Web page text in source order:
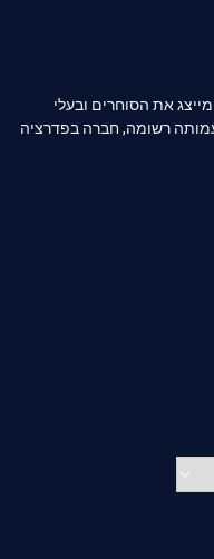
את הסוחרים ובעלי
רשומה, חברה בפדרציה